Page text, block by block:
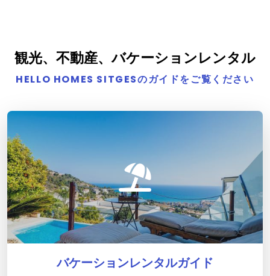
観光、不動産、バケーションレンタル
HELLO HOMES SITGESのガイドをご覧ください
バケーションレンタルガイド